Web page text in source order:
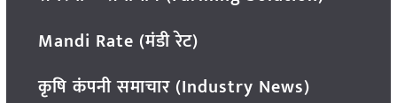
Mandi Rate (मंडी रेट)
कृषि कंपनी समाचार (Industry News)